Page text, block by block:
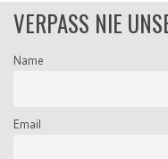
VERPASS NIE
Name
Email